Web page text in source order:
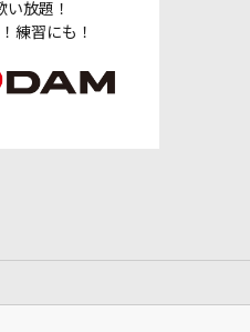
い放題！
練習にも！